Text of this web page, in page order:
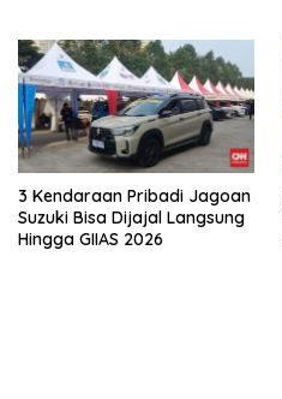
3 Kendaraan Pribadi Jagoan
Suzuki Bisa Dijajal Langsung
Hingga GIIAS 2026